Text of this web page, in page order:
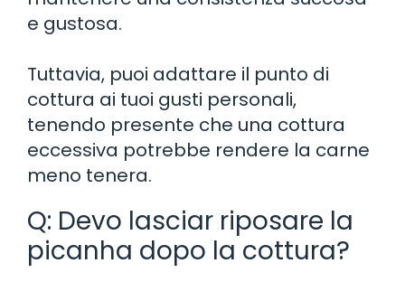
e gustosa.
Tuttavia, puoi adattare il punto di
cottura ai tuoi gusti personali,
tenendo presente che una cottura
eccessiva potrebbe rendere la carne
meno tenera.
Q: Devo lasciar riposare la
picanha dopo la cottura?